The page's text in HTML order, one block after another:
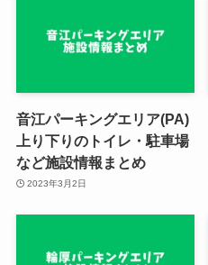
音江パーキングエリア(PA)
上り下りのトイレ・駐車場
など施設情報まとめ
2023年3月2日